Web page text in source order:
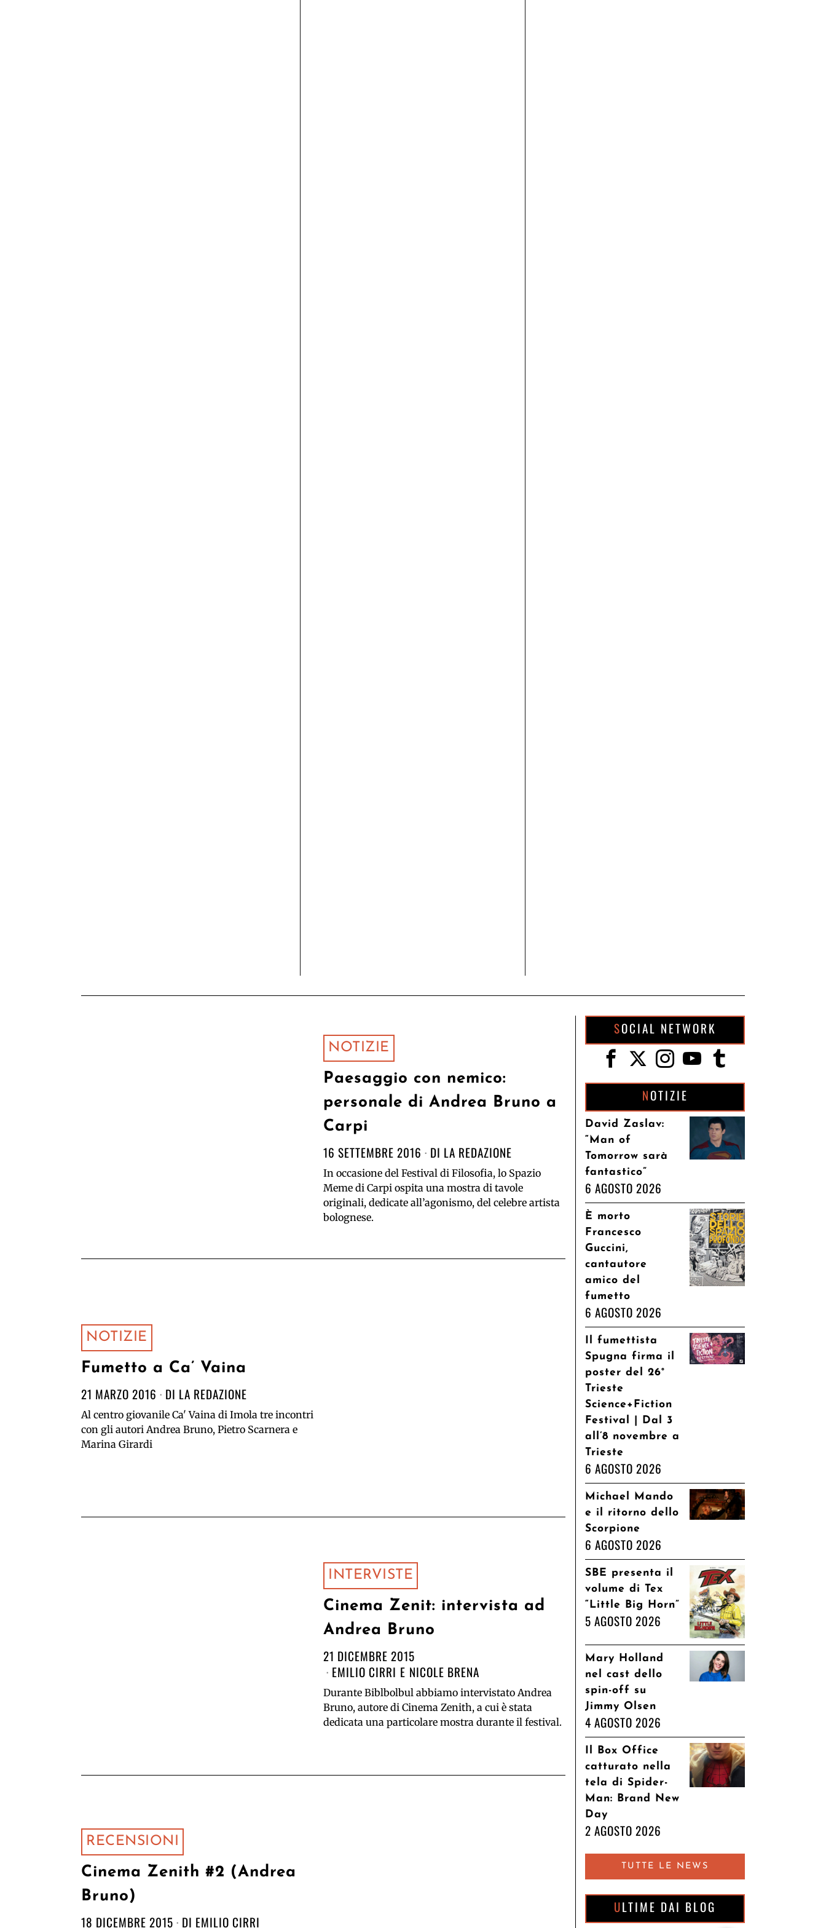
NOTIZIE
Paesaggio con nemico:
personale di Andrea Bruno a
Carpi
16 SETTEMBRE 2016 DI LA REDAZIONE
In occasione del Festival di Filosofia, lo Spazio
Meme di Carpi ospita una mostra di tavole
originali, dedicate all’agonismo, del celebre artista
bolognese.
NOTIZIE
Fumetto a Ca’ Vaina
21 MARZO 2016 DI LA REDAZIONE
Al centro giovanile Ca' Vaina di Imola tre incontri
con gli autori Andrea Bruno, Pietro Scarnera e
Marina Girardi
INTERVISTE
Cinema Zenit: intervista ad
Andrea Bruno
21 DICEMBRE 2015
EMILIO CIRRI E NICOLE BRENA
Durante Biblbolbul abbiamo intervistato Andrea
Bruno, autore di Cinema Zenith, a cui è stata
dedicata una particolare mostra durante il festival.
RECENSIONI
Cinema Zenith #2 (Andrea
Bruno)
18 DICEMBRE 2015 DI EMILIO CIRRI
SOCIAL NETWORK
NOTIZIE
David Zaslav:
“Man of
Tomorrow sarà
fantastico”
6 AGOSTO 2026
È morto
Francesco
Guccini,
cantautore
amico del
fumetto
6 AGOSTO 2026
Il fumettista
Spugna firma il
poster del 26°
Trieste
Science+Fiction
Festival | Dal 3
all’8 novembre a
Trieste
6 AGOSTO 2026
Michael Mando
e il ritorno dello
Scorpione
6 AGOSTO 2026
SBE presenta il
volume di Tex
“Little Big Horn”
5 AGOSTO 2026
Mary Holland
nel cast dello
spin-off su
Jimmy Olsen
4 AGOSTO 2026
Il Box Office
catturato nella
tela di Spider-
Man: Brand New
Day
2 AGOSTO 2026
TUTTE LE NEWS
ULTIME DAI BLOG